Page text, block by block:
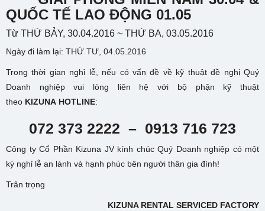
QUỐC TẾ LAO ĐỘNG 01.05
Từ THỨ BẢY, 30.04.2016 ~ THỨ BA, 03.05.2016
Ngày đi làm lại: THỨ TƯ, 04.05.2016
Trong thời gian nghỉ lễ, nếu có vấn đề về kỹ thuật đề nghị Quý
Doanh nghiệp vui lòng liên hệ với bộ phận kỹ thuật
theo KIZUNA HOTLINE:
072 373 2222 – 0913 716 723
Công ty Cổ Phần Kizuna JV kính chúc Quý Doanh nghiệp có một
kỳ nghỉ lễ an lành và hạnh phúc bên người thân gia đình!
Trân trọng
KIZUNA RENTAL SERVICED FACTORY